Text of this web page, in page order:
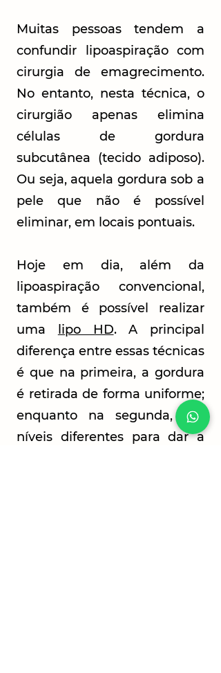
Muitas pessoas tendem a
confundir lipoaspiração com
cirurgia de emagrecimento.
No entanto, nesta técnica, o
cirurgião apenas elimina
células de gordura
subcutânea (tecido adiposo).
Ou seja, aquela gordura sob a
pele que não é possível
eliminar, em locais pontuais.
Hoje em dia, além da
lipoaspiração convencional,
também é possível realizar
uma
lipo HD. A principal
diferença entre essas técnicas
é que na primeira, a gordura
é retirada de forma uniforme;
enquanto na segunda, em
níveis diferentes para dar a